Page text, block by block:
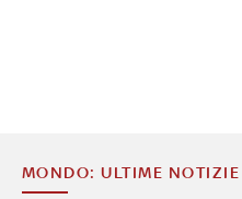
MONDO: ULTIME NOTIZIE